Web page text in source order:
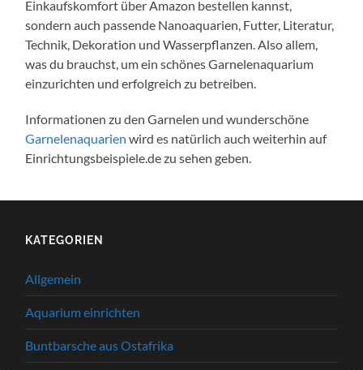
Einkaufskomfort über Amazon bestellen kannst,
sondern auch passende Nanoaquarien, Futter, Literatur,
Technik, Dekoration und Wasserpflanzen. Also allem,
was du brauchst, um ein schönes Garnelenaquarium
einzurichten und erfolgreich zu betreiben.
Informationen zu den Garnelen und wunderschöne
Garnelenaquarien wird es natürlich auch weiterhin auf
Einrichtungsbeispiele.de zu sehen geben.
KATEGORIEN
Allgemein
Aquarium einrichten
Buntbarsche aus Ostafrika